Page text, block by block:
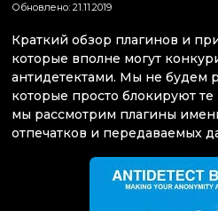
Обновлено: 21.11.2019
Краткий обзор плагинов и
которые вполне могут
антидетектами. Мы не будем
которые просто блокируют
мы рассмотрим плагины
отпечатков и передаваемых